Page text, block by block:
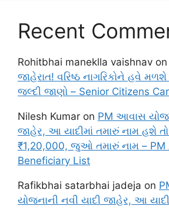
Recent
Rohitbhai maneklla vaishnav on
જાહેરાત! વરિષ્ઠ નાગરિકોને હવે
જલ્દી જાણો – Senior Citizens
Nilesh Kumar on PM આવાસ
જાહેર, આ યાદીમાં તમારું નામ હશે
₹1,20,000, જુઓ તમારું નામ – PM
Beneficiary List
Rafikbhai satarbhai jadeja on
યોજનાની નવી યાદી જાહેર, આ